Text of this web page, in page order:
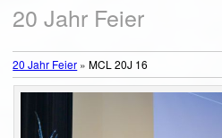
20 Jahr Feier
20 Jahr Feier »MCL 20J 16